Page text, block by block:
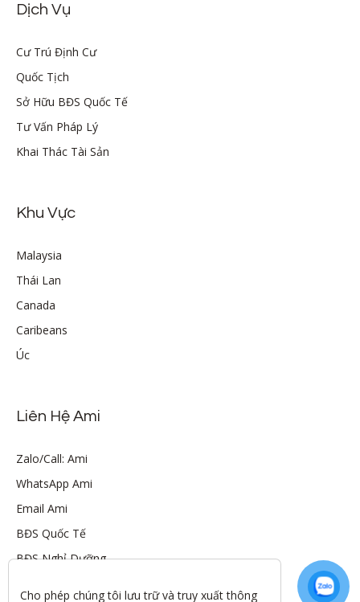
Dịch Vụ
Cư Trú Định Cư
Quốc Tịch
Sở Hữu BĐS Quốc Tế
Tư Vấn Pháp Lý
Khai Thác Tài Sản
Khu Vực
Malaysia
Thái Lan
Canada
Caribeans
Úc
Liên Hệ Ami
Zalo/Call: Ami
WhatsApp Ami
Email Ami
BĐS Quốc Tế
BĐS Nghỉ Dưỡng
Cho phép chúng tôi lưu trữ và truy xuất thông